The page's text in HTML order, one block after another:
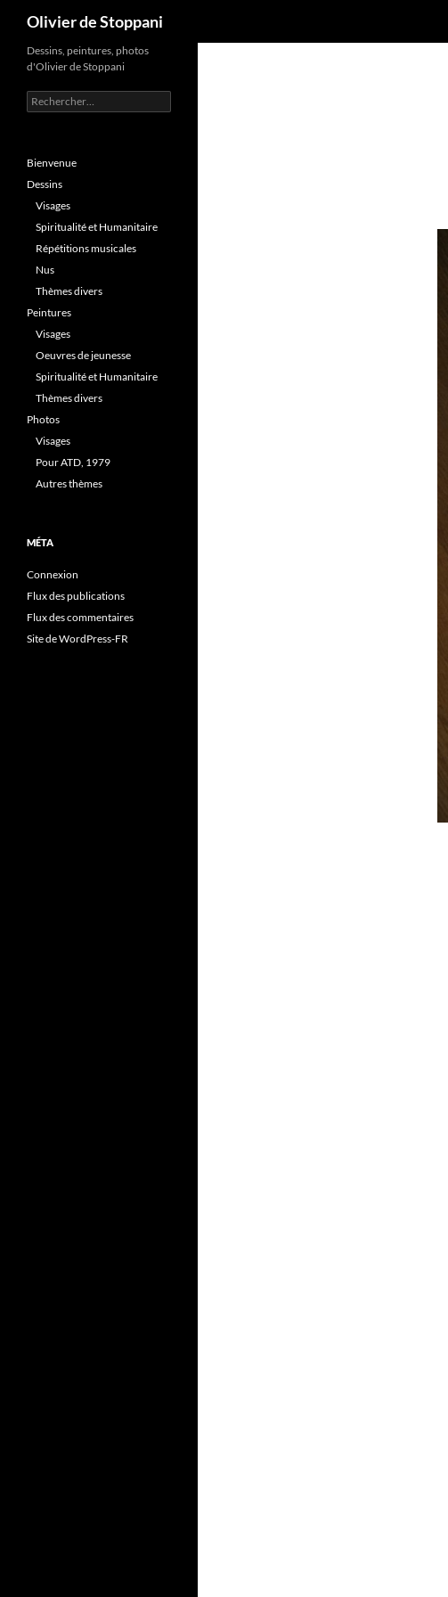
Aller
contenu
Olivier de Stoppani
Dessins, peintures, photos
d'Olivier de Stoppani
Rechercher :
Bienvenue
Dessins
Visages
Spiritualité et Humanitaire
Répétitions musicales
Nus
Thèmes divers
Peintures
Visages
Oeuvres de jeunesse
Spiritualité et Humanitaire
Thèmes divers
Photos
Visages
Pour ATD, 1979
Autres thèmes
MÉTA
Connexion
Flux des publications
Flux des commentaires
Site de WordPress-FR